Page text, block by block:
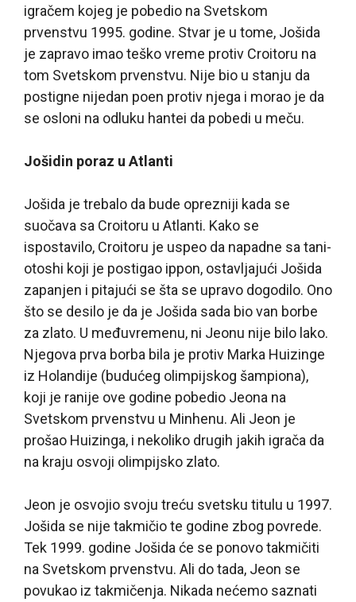
igračem kojeg je pobedio na Svetskom
prvenstvu 1995. godine. Stvar je u tome, Jošida
je zapravo imao teško vreme protiv Croitoru na
tom Svetskom prvenstvu. Nije bio u stanju da
postigne nijedan poen protiv njega i morao je da
se osloni na odluku hantei da pobedi u meču.
Jošidin poraz u Atlanti
Jošida je trebalo da bude oprezniji kada se
suočava sa Croitoru u Atlanti. Kako se
ispostavilo, Croitoru je uspeo da napadne sa tani-
otoshi koji je postigao ippon, ostavljajući Jošida
zapanjen i pitajući se šta se upravo dogodilo. Ono
što se desilo je da je Jošida sada bio van borbe
za zlato. U međuvremenu, ni Jeonu nije bilo lako.
Njegova prva borba bila je protiv Marka Huizinge
iz Holandije (budućeg olimpijskog šampiona),
koji je ranije ove godine pobedio Jeona na
Svetskom prvenstvu u Minhenu. Ali Jeon je
prošao Huizinga, i nekoliko drugih jakih igrača da
na kraju osvoji olimpijsko zlato.
Jeon je osvojio svoju treću svetsku titulu u 1997.
Jošida se nije takmičio te godine zbog povrede.
Tek 1999. godine Jošida će se ponovo takmičiti
na Svetskom prvenstvu. Ali do tada, Jeon se
povukao iz takmičenja. Nikada nećemo saznati